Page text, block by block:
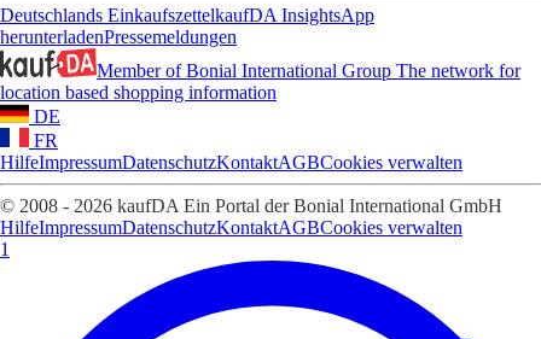
Deutschlands EinkaufszettelkaufDA InsightsApp
herunterladenPressemeldungen
Member of Bonial International Group The network for
location based shopping information
DE
FR
HilfeImpressumDatenschutzKontaktAGBCookies verwalten
© 2008 - 2026 kaufDA Ein Portal der Bonial International GmbH
HilfeImpressumDatenschutzKontaktAGBCookies verwalten
1